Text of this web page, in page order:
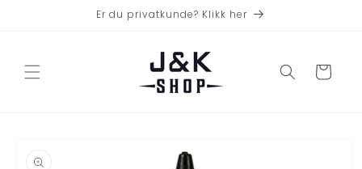
Er du privatkunde? Klikk her
Handlekurv